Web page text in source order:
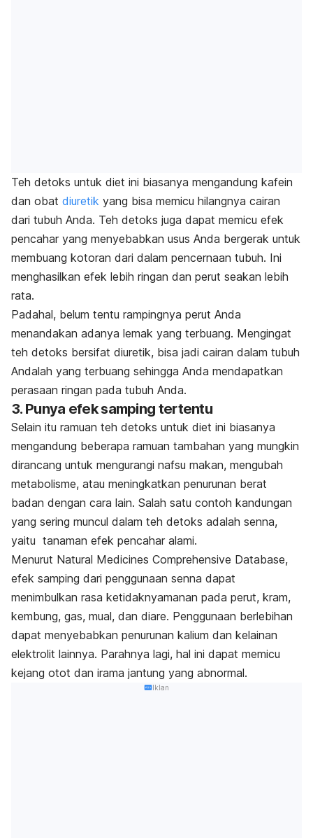
Teh detoks untuk diet ini biasanya mengandung kafein
dan obat diuretik yang bisa memicu hilangnya cairan
dari tubuh Anda. Teh detoks juga dapat memicu efek
pencahar yang menyebabkan usus Anda bergerak untuk
membuang kotoran dari dalam pencernaan tubuh. Ini
menghasilkan efek lebih ringan dan perut seakan lebih
rata.
Padahal, belum tentu rampingnya perut Anda
menandakan adanya lemak yang terbuang. Mengingat
teh detoks bersifat diuretik, bisa jadi cairan dalam tubuh
Andalah yang terbuang sehingga Anda mendapatkan
perasaan ringan pada tubuh Anda.
3. Punya efek samping tertentu
Selain itu ramuan teh detoks untuk diet ini biasanya
mengandung beberapa ramuan tambahan yang mungkin
dirancang untuk mengurangi nafsu makan, mengubah
metabolisme, atau meningkatkan penurunan berat
badan dengan cara lain. Salah satu contoh kandungan
yang sering muncul dalam teh detoks adalah senna,
yaitu tanaman efek pencahar alami.
Menurut Natural Medicines Comprehensive Database,
efek samping dari penggunaan senna dapat
menimbulkan rasa ketidaknyamanan pada perut, kram,
kembung, gas, mual, dan diare. Penggunaan berlebihan
dapat menyebabkan penurunan kalium dan kelainan
elektrolit lainnya. Parahnya lagi, hal ini dapat memicu
kejang otot dan irama jantung yang abnormal.
Iklan